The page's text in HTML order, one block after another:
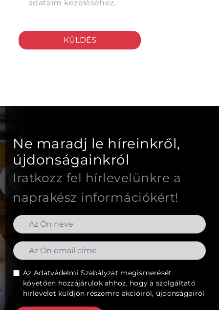
adataim kezeléséhez.
KÜLDÉS
Ne maradj le híreinkről,
újdonságainkról
Iratkozz fel hírlevelünkre a
naprakész információkért!
AzAdatvédelmi Szabályzat megismerését
követően hozzájárulok ahhoz, hogy a szolgáltató
hírlevelet küldjön részemre akcióiról, újdonságairól